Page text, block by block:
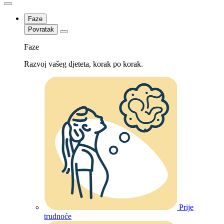
Faze
Povratak
Faze
Razvoj vašeg djeteta, korak po korak.
Prije
trudnoće